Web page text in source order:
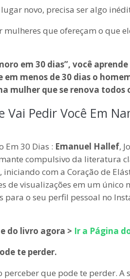
novo, precisa ser algo
que ofereçam o que
em 30 dias”, você
menos de 30 dias o
mulher que se renova todos
Pedir Você Em
Em 30 Dias : Emanuel Hallef,
compulsivo da literatura
com a Coração de
de visualizações em um único
para o seu perfil pessoal no
do livro agora > Ir a Página
te perder.
que pode te perder. A